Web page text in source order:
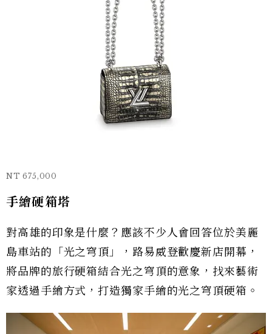
NT 675,000
手繪硬箱塔
對高雄的印象是什麼？應該不少人會回答位於美麗
島車站的「光之穹頂」，路易威登歡慶新店開幕，
將品牌的旅行硬箱結合光之穹頂的意象，找來藝術
家透過手繪方式，打造獨家手繪的光之穹頂硬箱。